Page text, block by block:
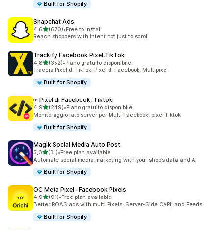
Built for Shopify
Snapchat Ads
4,6stelle su 5
(670)
670 recensioni totali
•Free to install
Reach shoppers with intent not just to scroll
Trackify Facebook Pixel,TikTok
4,8stelle su 5
(352)
352 recensioni totali
•Piano gratuito disponibile
Traccia Pixel di TikTok, Pixel di Facebook, Multipixel
Built for Shopify
∞ Pixel di Facebook, Tiktok
4,9stelle su 5
(249)
249 recensioni totali
•Piano gratuito disponibile
Monitoraggio lato server per Multi Facebook, pixel Tiktok
Built for Shopify
Magik Social Media Auto Post
5,0stelle su 5
(31)
31 recensioni totali
•Free plan available
Automate social media marketing with your shop’s data and AI
Built for Shopify
OC Meta Pixel‑ Facebook Pixels
4,9stelle su 5
(91)
91 recensioni totali
•Free plan available
Better ROAS ads with multi Pixels, Server-Side CAPI, and Feeds
Built for Shopify